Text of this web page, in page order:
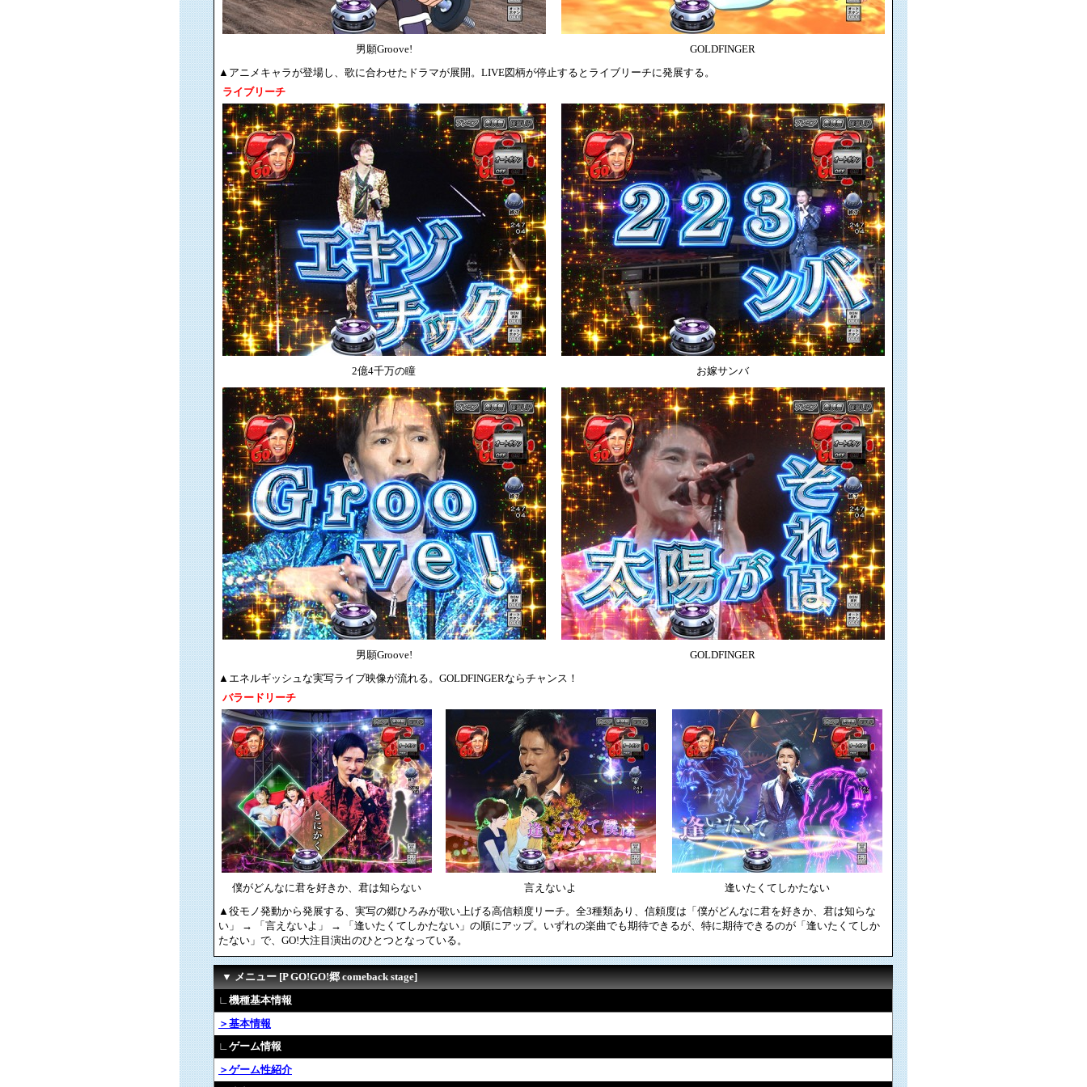
男願Groove!
GOLDFINGER
▲アニメキャラが登場し、歌に合わせたドラマが展開。LIVE図柄が停止するとライブリーチに発展する。
ライブリーチ
2億4千万の瞳 お嫁サンバ
男願Groove!
GOLDFINGER
▲エネルギッシュな実写ライブ映像が流れる。GOLDFINGERならチャンス！
バラードリーチ
僕がどんなに君を好きか、君は知らない 言えないよ
逢いたくてしかたない
▲役モノ発動から発展する、実写の郷ひろみが歌い上げる高信頼度リーチ。全3種類あり、信頼度は「僕がどんなに君を好きか、君は知らな
い」 → 「言えないよ」 → 「逢いたくてしかたない」の順にアップ。いずれの楽曲でも期待できるが、特に期待できるのが「逢いたくてしか
たない」で、GO!大注目演出のひとつとなっている。
▼ メニュー [P GO!GO!郷 comeback stage]
∟機種基本情報
＞基本情報
∟ゲーム情報
＞ゲーム性紹介